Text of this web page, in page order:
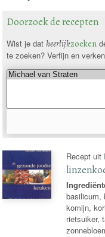
Doorzoek de recepten
Wist je dat heerlijkzoeken
te zoeken? Verfijn en
Recept uit
basilicum,
komijn,
rietsuiker,